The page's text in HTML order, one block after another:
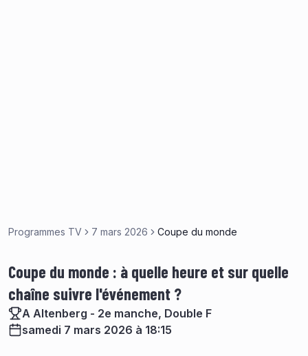
Programmes TV 7 mars 2026 Coupe du monde
Coupe du monde : à quelle heure et sur quelle
chaîne suivre l'événement ?
A Altenberg - 2e manche, Double F
samedi 7 mars 2026 à 18:15